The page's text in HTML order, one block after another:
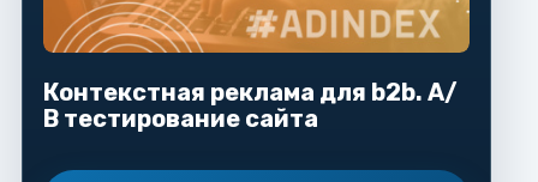
Контекстная реклама для b2b. А/
В тестирование сайта